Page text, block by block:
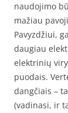
naudojimo
mažiau
Pavyzdžiui,
daugiau
elektrinių
puodais.
dangčiais –
(vadinasi, ir